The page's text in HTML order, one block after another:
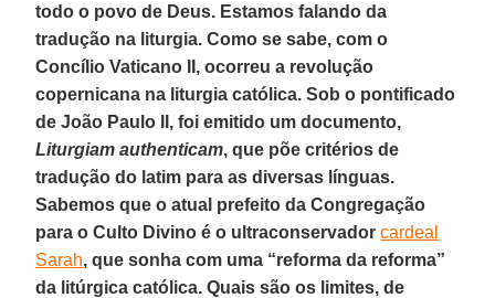
todo o povo de Deus. Estamos falando da
tradução na liturgia. Como se sabe, com o
Concílio Vaticano II, ocorreu a revolução
copernicana na liturgia católica. Sob o pontificado
de João Paulo II, foi emitido um documento,
Liturgiam authenticam, que põe critérios de
tradução do latim para as diversas línguas.
Sabemos que o atual prefeito da Congregação
para o Culto Divino é o ultraconservadorcardeal
Sarah, que sonha com uma “reforma da reforma”
da litúrgica católica. Quais são os limites, de